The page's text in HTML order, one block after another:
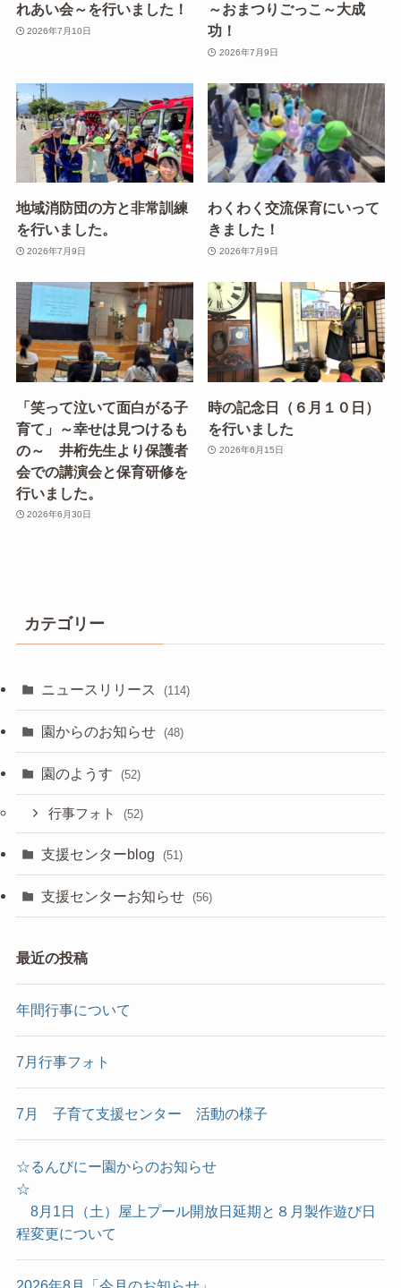
れあい会～を行いました！
2026年7月10日
～おまつりごっこ～大成
功！
2026年7月9日
地域消防団の方と非常訓練
を行いました。
2026年7月9日
わくわく交流保育にいって
きました！
2026年7月9日
「笑って泣いて面白がる子
育て」～幸せは見つけるも
の～ 井桁先生より保護者
会での講演会と保育研修を
行いました。
2026年6月30日
時の記念日（６月１０日）
を行いました
2026年6月15日
カテゴリー
ニュースリリース (114)
園からのお知らせ (48)
園のようす (52)
行事フォト (52)
支援センターblog (51)
支援センターお知らせ (56)
最近の投稿
年間行事について
7月行事フォト
7月 子育て支援センター 活動の様子
☆るんびにー園からのお知らせ
☆
8月1日（土）屋上プール開放日延期と８月製作遊び日
程変更について